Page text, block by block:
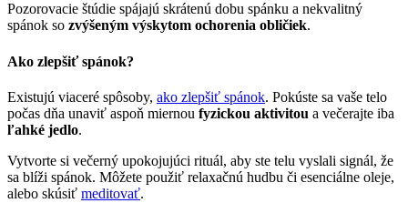
Pozorovacie štúdie spájajú skrátenú dobu spánku a nekvalitný
spánok so zvýšeným výskytom ochorenia obličiek.
Ako zlepšiť spánok?
Existujú viaceré spôsoby, ako zlepšiť spánok. Pokúste sa vaše telo
počas dňa unaviť aspoň miernou fyzickou aktivitou a večerajte iba
ľahké jedlo.
Vytvorte si večerný upokojujúci rituál, aby ste telu vyslali signál, že
sa blíži spánok. Môžete použiť relaxačnú hudbu či esenciálne oleje,
alebo skúsiť meditovať.